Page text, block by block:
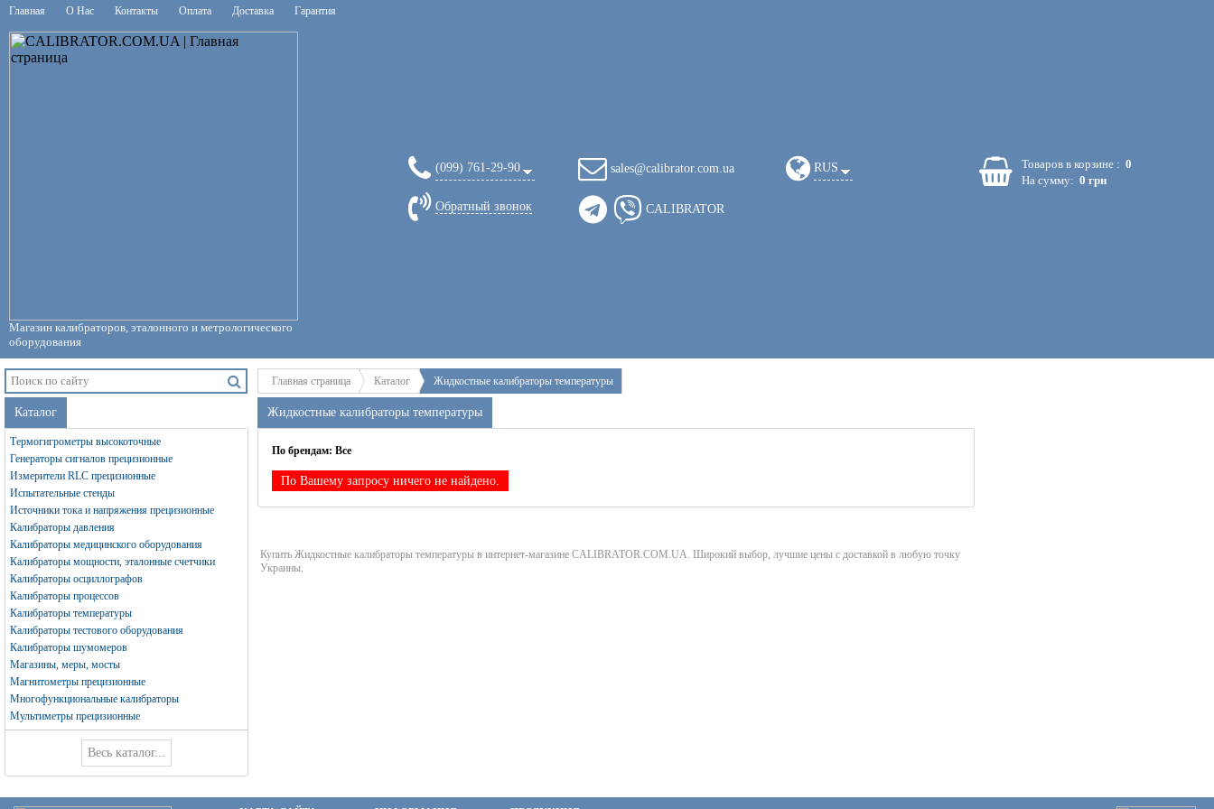
Главная О Нас Контакты Оплата Доставка Гарантия
Магазин калибраторов, эталонного и метрологического
оборудования
(099) 761-29-90
Обратный звонок
sales@calibrator.com.ua
CALIBRATOR
RUS Товаров в корзине : 0
На сумму: 0 грн
Главная страница Каталог Жидкостные калибраторы температуры
Каталог
Термогигрометры высокоточные
Генераторы сигналов прецизионные
Измерители RLC прецизионные
Испытательные стенды
Источники тока и напряжения прецизионные
Калибраторы давления
Калибраторы медицинского оборудования
Калибраторы мощности, эталонные счетчики
Калибраторы осциллографов
Калибраторы процессов
Калибраторы температуры
Калибраторы тестового оборудования
Калибраторы шумомеров
Магазины, меры, мосты
Магнитометры прецизионные
Многофункциональные калибраторы
Мультиметры прецизионные
Жидкостные калибраторы температуры
По брендам: Все
По Вашему запросу ничего не найдено.
Купить Жидкостные калибраторы температуры в интернет-магазине CALIBRATOR.COM.UA. Широкий выбор, лучшие цены с доставкой в любую точку
Украины.